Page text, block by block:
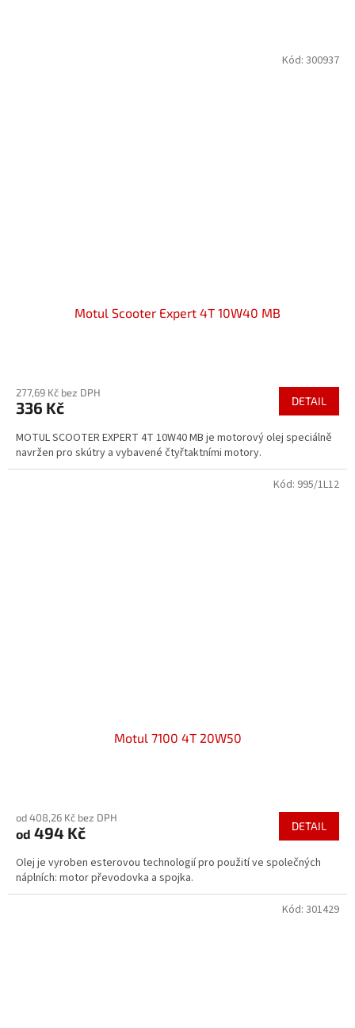
Motul Scooter Expert 4T 10W40 MB
produktu
je
z
5
hvězdiček.
277,69 Kč bez DPH
336 Kč DETAIL
MOTUL SCOOTER EXPERT 4T 10W40 MB je motorový olej speciálně
navržen pro skútry a vybavené čtyřtaktními motory.
Kód: 300937
Motul 7100 4T 20W50
produktu
je
z
5
hvězdiček.
od 408,26 Kč bez DPH
od 494 Kč DETAIL
Olej je vyroben esterovou technologií pro použití ve společných
náplních: motor převodovka a spojka.
Kód: 995/1L12
Kód: 301429